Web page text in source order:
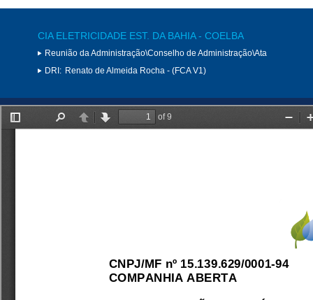
CIA ELETRICIDADE EST. DA BAHIA - COELBA
Reunião da Administração\Conselho de Administração\Ata
DRI: Renato de Almeida Rocha - (FCA V1)